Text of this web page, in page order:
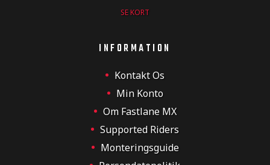
SE KORT
INFORMATION
Kontakt Os
Min Konto
Om Fastlane MX
Supported Riders
Monteringsguide